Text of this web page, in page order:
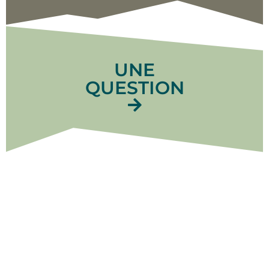
UNE
QUESTION